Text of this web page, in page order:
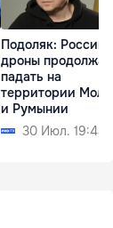
Подоляк:
дроны продолжат
падать на
территории
и Румынии
30 Июл. 19:44